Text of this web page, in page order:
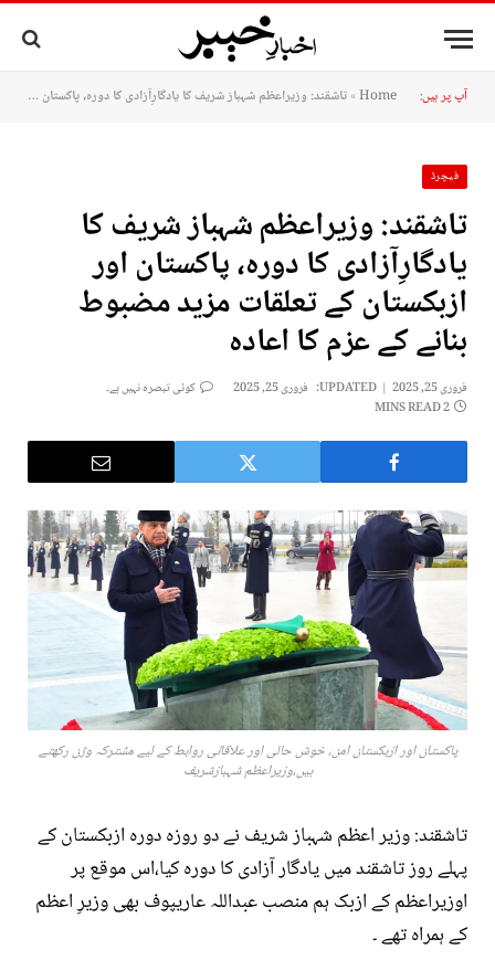
آپ پر ہیں: Home
»تاشقند: وزیراعظم شہباز شریف کا یادگارِآزادی کا دورہ، پاکستان اور ازبکستان کے تعلقات مزید مضبوط بنانے کے عزم کا اعادہ
فیچرڈ
تاشقند: وزیراعظم شہباز شریف کا
یادگارِآزادی کا دورہ، پاکستان اور
ازبکستان کے تعلقات مزید مضبوط
بنانے کے عزم کا اعادہ
فروری 25, 2025 UPDATED: فروری 25, 2025
کوئی تبصرہ نہیں ہے۔
2 MINS READ
پاکستان اور ازبکستان امن، خوش حالی اور علاقائی روابط کے لیے مشترکہ وژن رکھتے
ہیں،وزیراعظم شہبازشریف
تاشقند: وزیر اعظم شہباز شریف نے دو روزہ دورہ ازبکستان کے
پہلے روز تاشقند میں یادگار آزادی کا دورہ کیا،اس موقع پر
اوزیراعظم کے ازبک ہم منصب عبداللہ عاریپوف بھی وزیرِ اعظم
کے ہمراہ تھے ۔